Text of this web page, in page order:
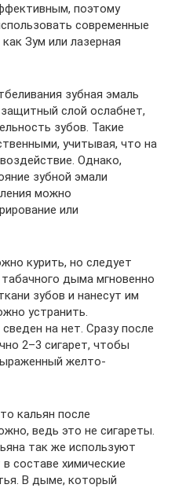
поэтому
современные
Зум или лазерная
зубная эмаль
слой ослабнет,
зубов. Такие
учитывая, что на
Однако,
зубной эмали
можно
или
курить, но следует
дыма мгновенно
зубов и нанесут им
устранить.
на нет. Сразу после
2–3 сигарет, чтобы
желто-
кальян после
ведь это не сигареты.
так же используют
составе химические
В дыме, который